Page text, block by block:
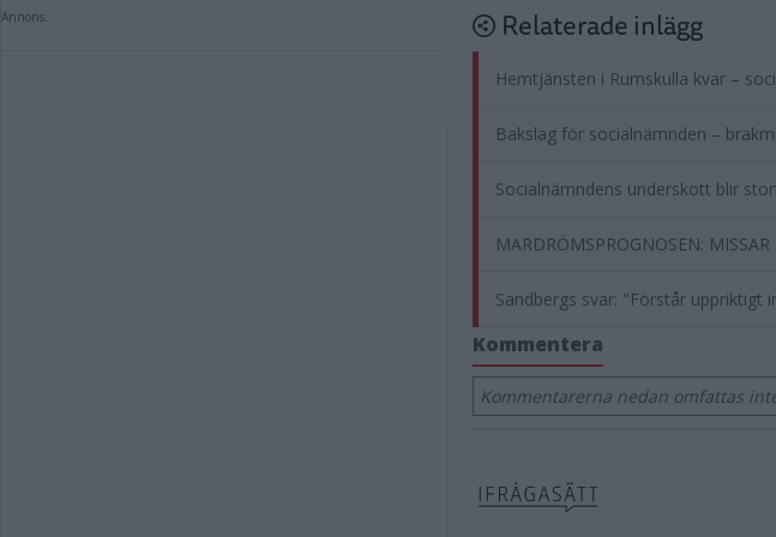
Annons: Relaterade inlägg
Hemtjänsten i Rumskulla kvar –
Bakslag för socialnämnden –
Socialnämndens underskott blir
MARDRÖMSPROGNOSEN:
Sandbergs svar: "Förstår uppriktigt
Kommentera
Kommentarerna nedan omfattas